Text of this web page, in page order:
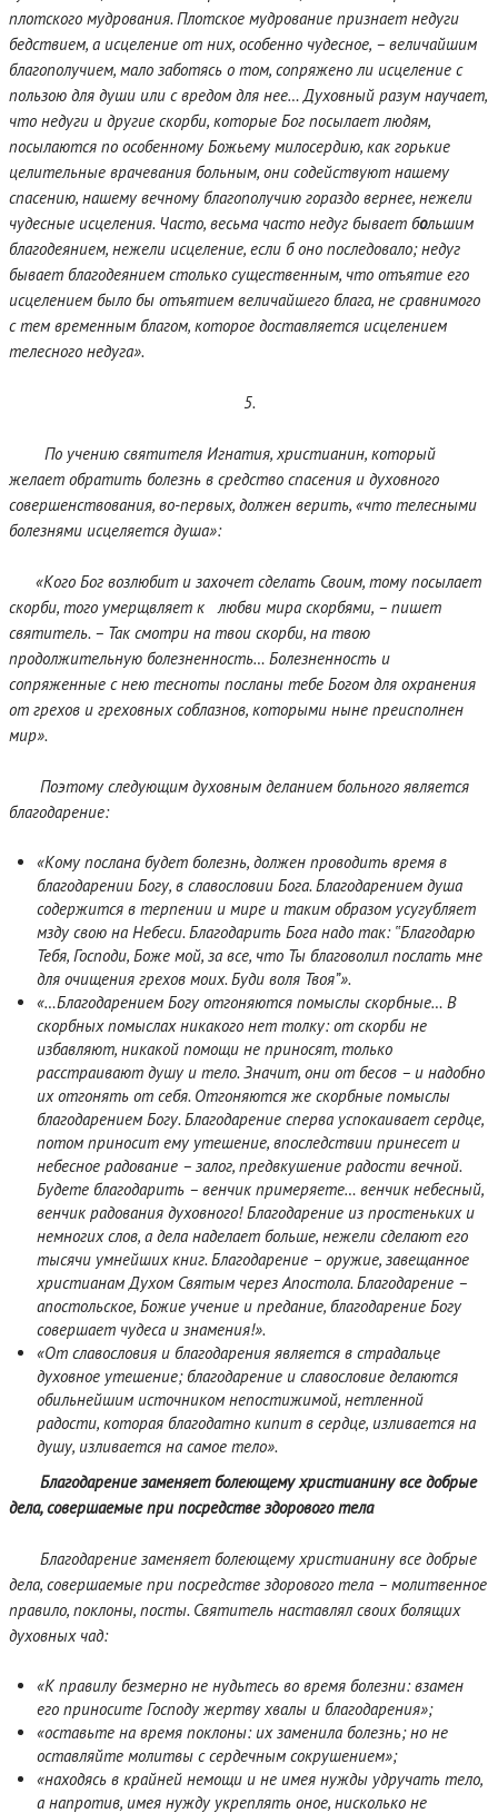
плотского мудрования. Плотское мудрование признает недуги
бедствием, а исцеление от них, особенно чудесное, – величайшим
благополучием, мало заботясь о том, сопряжено ли исцеление с
пользою для души или с вредом для нее… Духовный разум научает,
что недуги и другие скорби, которые Бог посылает людям,
посылаются по особенному Божьему милосердию, как горькие
целительные врачевания больным, они содействуют нашему
спасению, нашему вечному благополучию гораздо вернее, нежели
чудесные исцеления. Часто, весьма часто недуг бывает большим
благодеянием, нежели исцеление, если б оно последовало; недуг
бывает благодеянием столько существенным, что отъятие его
исцелением было бы отъятием величайшего блага, не сравнимого
с тем временным благом, которое доставляется исцелением
телесного недуга».
5.
По учению святителя Игнатия, христианин, который
желает обратить болезнь в средство спасения и духовного
совершенствования, во-первых, должен верить, «что телесными
болезнями исцеляется душа»:
«Кого Бог возлюбит и захочет сделать Своим, тому посылает
скорби, того умерщвляет к любви мира скорбями, – пишет
святитель. – Так смотри на твои скорби, на твою
продолжительную болезненность… Болезненность и
сопряженные с нею тесноты посланы тебе Богом для охранения
от грехов и греховных соблазнов, которыми ныне преисполнен
мир».
Поэтому следующим духовным деланием больного является
благодарение:
«Кому послана будет болезнь, должен проводить время в
благодарении Богу, в славословии Бога. Благодарением душа
содержится в терпении и мире и таким образом усугубляет
мзду свою на Небеси. Благодарить Бога надо так: ‟Благодарю
Тебя, Господи, Боже мой, за все, что Ты благоволил послать мне
для очищения грехов моих. Буди воля Твоя”».
«…Благодарением Богу отгоняются помыслы скорбные… В
скорбных помыслах никакого нет толку: от скорби не
избавляют, никакой помощи не приносят, только
расстраивают душу и тело. Значит, они от бесов – и надобно
их отгонять от себя. Отгоняются же скорбные помыслы
благодарением Богу. Благодарение сперва успокаивает сердце,
потом приносит ему утешение, впоследствии принесет и
небесное радование – залог, предвкушение радости вечной.
Будете благодарить – венчик примеряете… венчик небесный,
венчик радования духовного! Благодарение из простеньких и
немногих слов, а дела наделает больше, нежели сделают его
тысячи умнейших книг. Благодарение – оружие, завещанное
христианам Духом Святым через Апостола. Благодарение –
апостольское, Божие учение и предание, благодарение Богу
совершает чудеса и знамения!».
«От славословия и благодарения является в страдальце
духовное утешение; благодарение и славословие делаются
обильнейшим источником непостижимой, нетленной
радости, которая благодатно кипит в сердце, изливается на
душу, изливается на самое тело».
Благодарение заменяет болеющему христианину все добрые
дела, совершаемые при посредстве здорового тела
Благодарение заменяет болеющему христианину все добрые
дела, совершаемые при посредстве здорового тела – молитвенное
правило, поклоны, посты. Святитель наставлял своих болящих
духовных чад:
«К правилу безмерно не нудьтесь во время болезни: взамен
его приносите Господу жертву хвалы и благодарения»;
«оставьте на время поклоны: их заменила болезнь; но не
оставляйте молитвы с сердечным сокрушением»;
«находясь в крайней немощи и не имея нужды удручать тело,
а напротив, имея нужду укреплять оное, нисколько не